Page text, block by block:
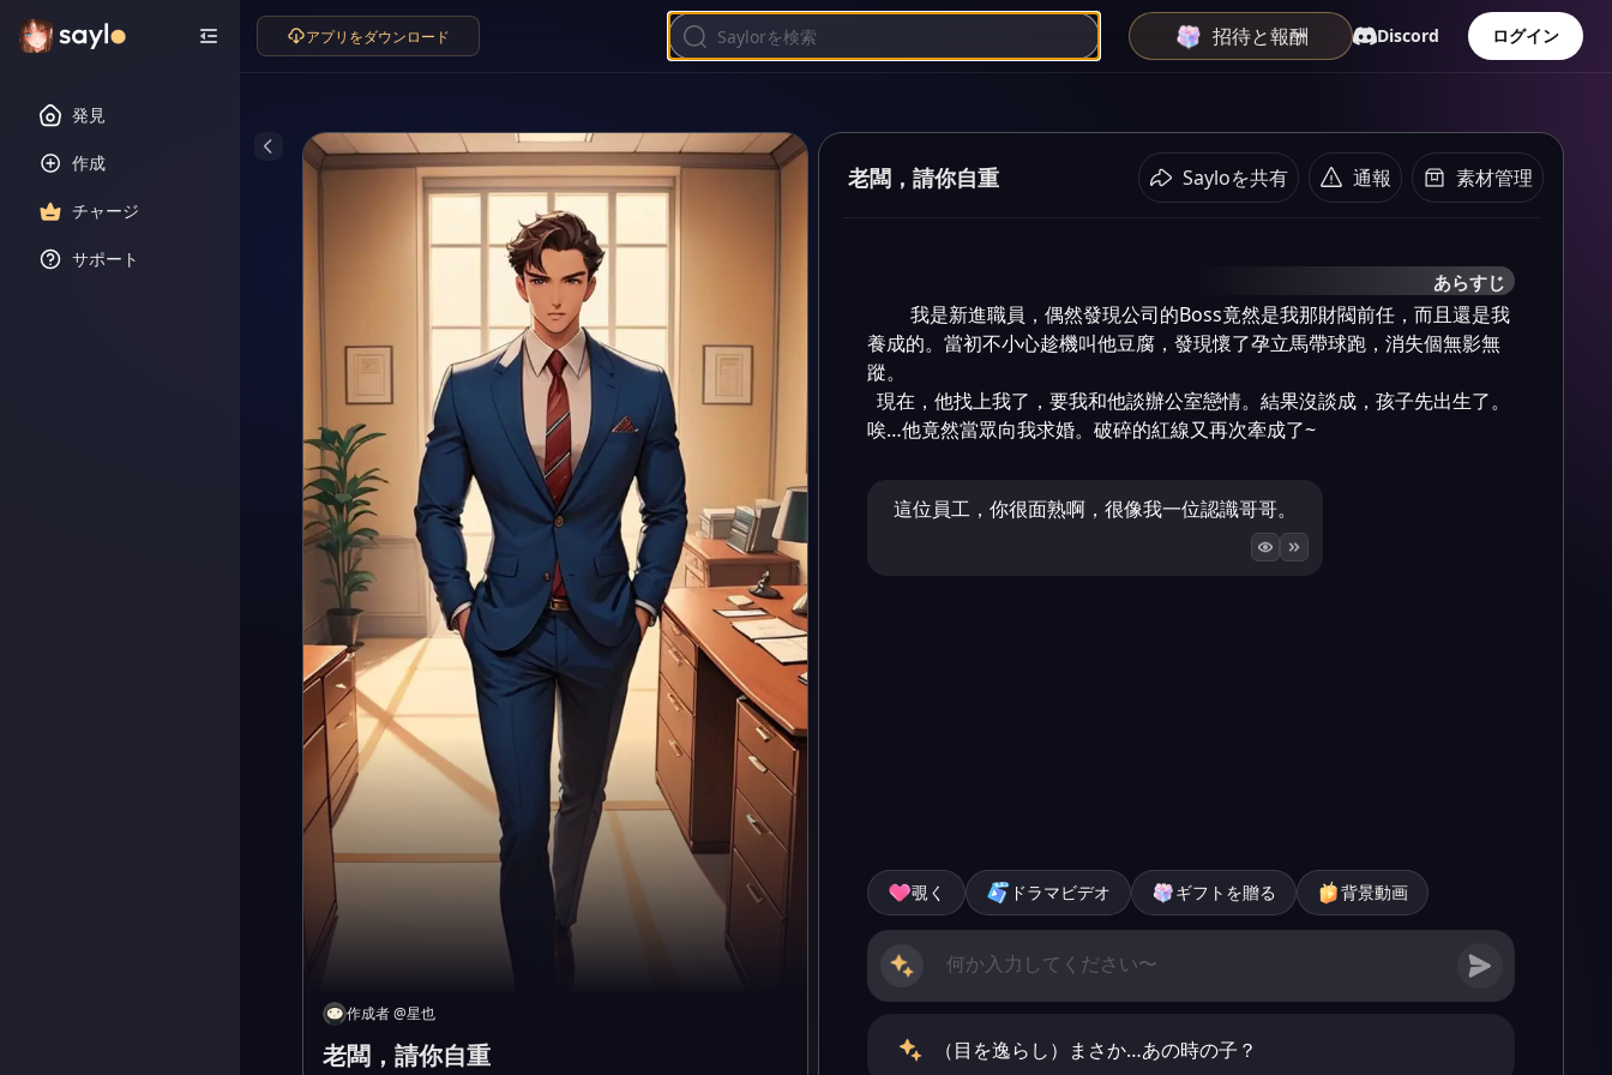
発見
作成
チャージ
サポート
アプリをダウンロード 招待と報酬 Discord ログイン
作成者@星也
老闆，請你自重
老闆，請你自重 Sayloを共有 通報 素材管理
あらすじ
養成的。當初不小心趁機叫他豆腐，發現懷了孕立馬帶球跑，消失個無影無
蹤。
唉…他竟然當眾向我求婚。破碎的紅線又再次牽成了~
這位員工，你很面熟啊，很像我一位認識哥哥。
覗く ドラマビデオ ギフトを贈る 背景動画
（目を逸らし）まさか…あの時の子？